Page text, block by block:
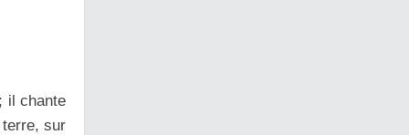
il chante
sur